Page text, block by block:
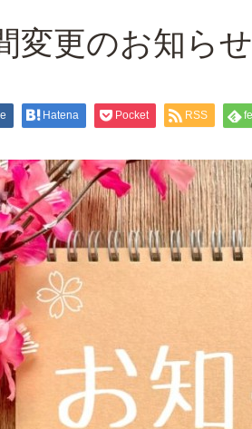
変更のお知らせ
Hatena Pocket RSS